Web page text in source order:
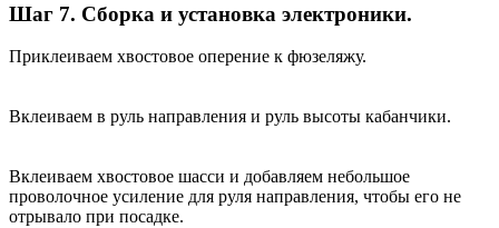
Шаг 7. Сборка и установка электроники.
Приклеиваем хвостовое оперение к фюзеляжу.
Вклеиваем в руль направления и руль высоты кабанчики.
Вклеиваем хвостовое шасси и добавляем небольшое
проволочное усиление для руля направления, чтобы его не
отрывало при посадке.